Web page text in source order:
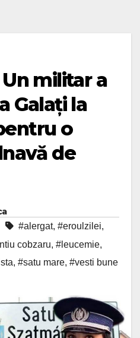
militar a
Galați la
o
de
#alergat, #eroulzilei,
cobzaru, #leucemie,
, #satu mare, #vesti bune